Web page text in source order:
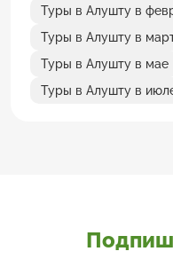
Туры в Алушту в
Туры в Алушту в
Туры в Алушту в мае
Туры в Алушту в